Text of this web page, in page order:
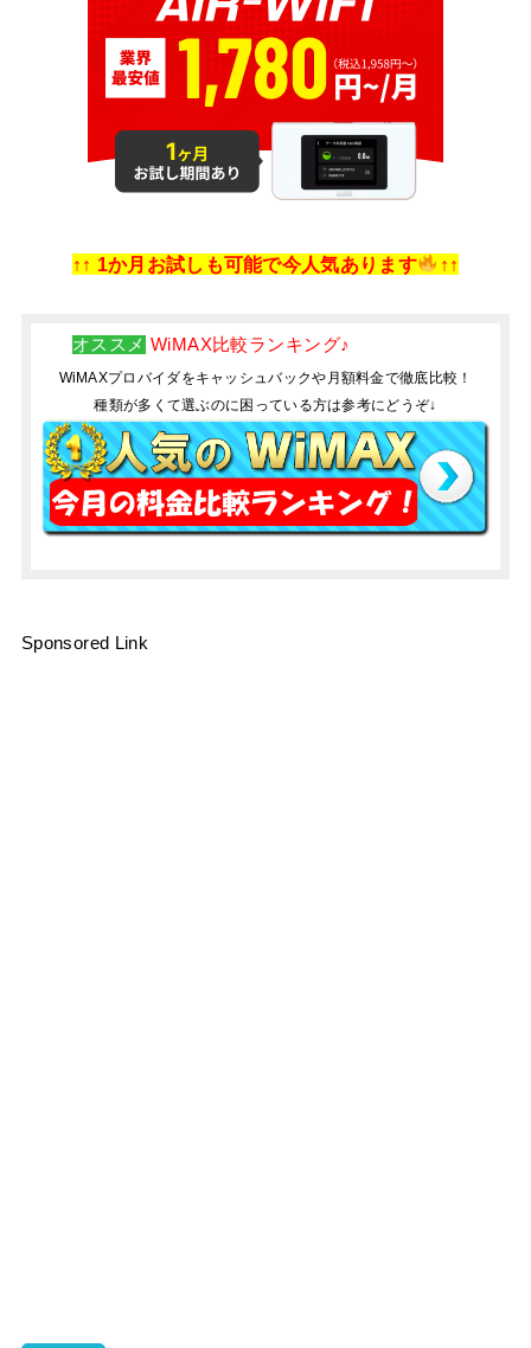
↑↑ 1か月お試しも可能で今人気あります ↑↑
オススメ WiMAX比較ランキング♪
WiMAXプロバイダをキャッシュバックや月額料金で徹底比較！
種類が多くて選ぶのに困っている方は参考にどうぞ↓
Sponsored Link